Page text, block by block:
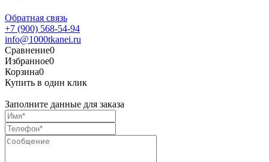
Обратная связь
+7 (900) 568-54-94
info@1000tkanei.ru
Сравнение0
Избранное0
Корзина0
Купить в один клик
Заполните данные для заказа